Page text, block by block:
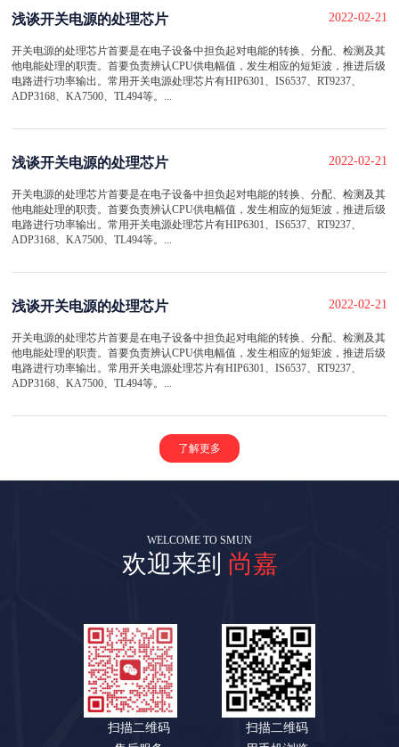
浅谈开关电源的处理芯片 2022-02-21
开关电源的处理芯片首要是在电子设备中担负起对电能的转换、分配、检测及其
他电能处理的职责。首要负责辨认CPU供电幅值，发生相应的短矩波，推进后级
电路进行功率输出。常用开关电源处理芯片有HIP6301、IS6537、RT9237、
ADP3168、KA7500、TL494等。...
浅谈开关电源的处理芯片 2022-02-21
开关电源的处理芯片首要是在电子设备中担负起对电能的转换、分配、检测及其
他电能处理的职责。首要负责辨认CPU供电幅值，发生相应的短矩波，推进后级
电路进行功率输出。常用开关电源处理芯片有HIP6301、IS6537、RT9237、
ADP3168、KA7500、TL494等。...
浅谈开关电源的处理芯片 2022-02-21
开关电源的处理芯片首要是在电子设备中担负起对电能的转换、分配、检测及其
他电能处理的职责。首要负责辨认CPU供电幅值，发生相应的短矩波，推进后级
电路进行功率输出。常用开关电源处理芯片有HIP6301、IS6537、RT9237、
ADP3168、KA7500、TL494等。...
了解更多
WELCOME TO SMUN
欢迎来到 尚嘉
扫描二维码
扫描二维码